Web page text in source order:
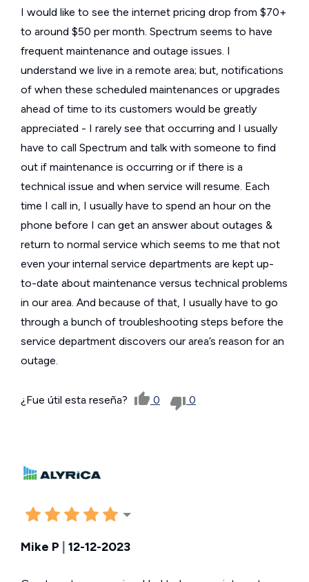
I would like to see the internet pricing drop from $70+
to around $50 per month. Spectrum seems to have
frequent maintenance and outage issues. I
understand we live in a remote area; but, notifications
of when these scheduled maintenances or upgrades
ahead of time to its customers would be greatly
appreciated - I rarely see that occurring and I usually
have to call Spectrum and talk with someone to find
out if maintenance is occurring or if there is a
technical issue and when service will resume. Each
time I call in, I usually have to spend an hour on the
phone before I can get an answer about outages &
return to normal service which seems to me that not
even your internal service departments are kept up-
to-date about maintenance versus technical problems
in our area. And because of that, I usually have to go
through a bunch of troubleshooting steps before the
service department discovers our area’s reason for an
outage.
¿Fue útil esta reseña? 0 0
Mike P | 12-12-2023